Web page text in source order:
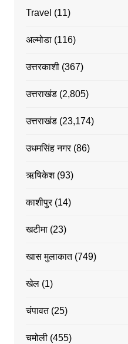
Travel (11)
अल्मोडा(116)
उत्तरकाशी(367)
उत्तराखंड(2,805)
उत्तराखंड(23,174)
उधमसिंह नगर(86)
ऋषिकेश(93)
काशीपुर(14)
खटीमा(23)
खास मुलाकात(749)
खेल(1)
चंपावत(25)
चमोली(455)